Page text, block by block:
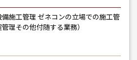
施工管理 ゼネコンの立場での施工管
理その他付随する業務）